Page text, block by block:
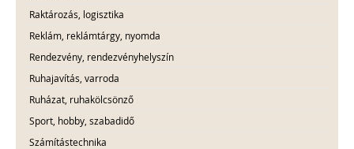
Raktározás, logisztika
Reklám, reklámtárgy, nyomda
Rendezvény, rendezvényhelyszín
Ruhajavítás, varroda
Ruházat, ruhakölcsönző
Sport, hobby, szabadidő
Számítástechnika